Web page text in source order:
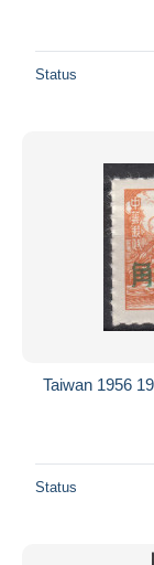
Von
Visa
Wohnsitz des
Weltweit
Status
Taiwan 1956
Status